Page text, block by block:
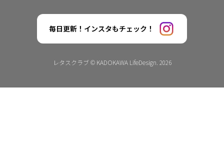
毎日更新！インスタもチェック！
レタスクラブ © KADOKAWA LifeDesign. 2026